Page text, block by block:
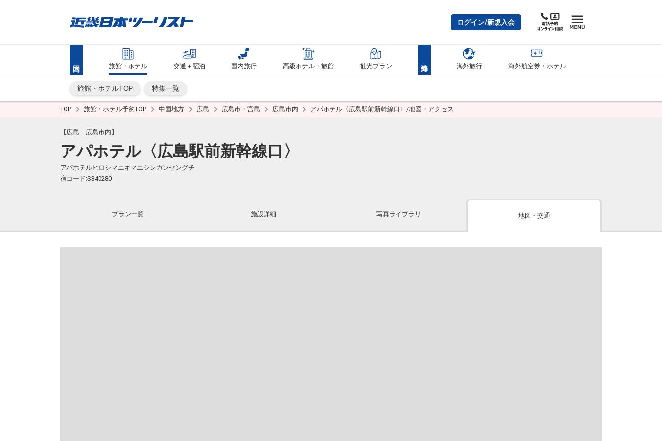
ログイン/新規入会
旅館・ホテル 交通＋宿泊 国内旅行 高級ホテル・旅館 観光プラン 海外旅行 海外航空券・ホテル
旅館・ホテルTOP 特集一覧
TOP 旅館・ホテル予約TOP 中国地方 広島 広島市・宮島 広島市内 アパホテル〈広島駅前新幹線口〉/地図・アクセス
【広島 広島市内】
アパホテル〈広島駅前新幹線口〉
アパホテルヒロシマエキマエシンカンセングチ
宿コード:S340280
プラン一覧 施設詳細 写真ライブラリ 地図・交通